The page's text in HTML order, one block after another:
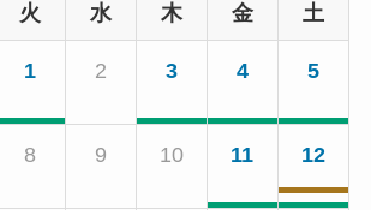
火 水 木 金 土
1 2 3 4 5
8 9 10 11 12